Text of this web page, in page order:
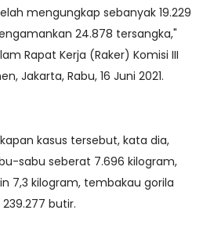
mengungkap sebanyak 19.229
24.878 tersangka,"
Rapat Kerja (Raker) Komisi III
Jakarta, Rabu, 16 Juni 2021.
kasus tersebut, kata dia,
sabu seberat 7.696 kilogram,
7,3 kilogram, tembakau gorila
butir.